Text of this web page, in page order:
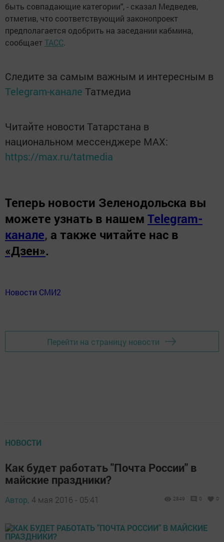
быть совпадающие категории", - сказал Медведев,
отметив, что соответствующий законопроект
предполагается одобрить на заседании кабмина,
сообщаетТАСС.
Следите за самым важным и интересным в
Telegram-канале Татмедиа
Читайте новости Татарстана в
национальном мессенджере MАХ:
https://max.ru/tatmedia
Теперь новости Зеленодольска вы
можете узнать в нашем Telegram-
канале, а также читайте нас в
«Дзен».
Новости СМИ2
Перейти на страницу новости
НОВОСТИ
Как будет работать "Почта России" в
майские праздники?
Автор, 4 мая 2016 - 05:41 2849 0 0